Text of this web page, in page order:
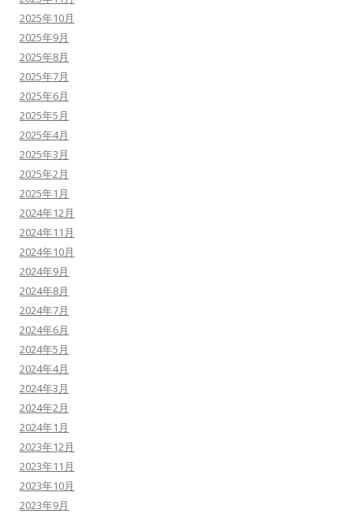
2025年10月
2025年9月
2025年8月
2025年7月
2025年6月
2025年5月
2025年4月
2025年3月
2025年2月
2025年1月
2024年12月
2024年11月
2024年10月
2024年9月
2024年8月
2024年7月
2024年6月
2024年5月
2024年4月
2024年3月
2024年2月
2024年1月
2023年12月
2023年11月
2023年10月
2023年9月